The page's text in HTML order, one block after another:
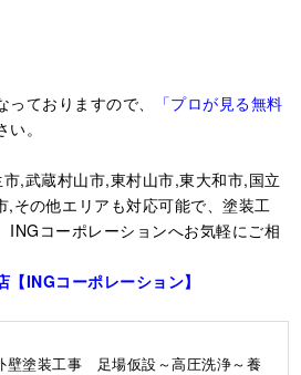
ておりますので、
「プロが見る無料
。
,武蔵村山市,東村山市,東大和市,国立
その他エリアも対応可能で、塗装工
INGコーポレーションへお気軽にご相
【INGコーポレーション】
塗装工事 足場仮設～高圧洗浄～養